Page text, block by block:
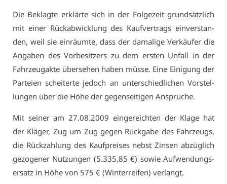
Die Be­klag­te er­klär­te sich in der Fol­ge­zeit grund­sätz­lich
mit ei­ner Rück­ab­wick­lung des Kauf­ver­trags ein­ver­stan­
den, weil sie ein­räum­te, dass der da­ma­li­ge Ver­käu­fer die
An­ga­ben des Vor­be­sit­zers zu dem ers­ten Un­fall in der
Fahr­zeug­ak­te über­se­hen ha­ben müs­se. Ei­ne Ei­ni­gung der
Par­tei­en schei­ter­te je­doch an un­ter­schied­li­chen Vor­stel­
lun­gen über die Hö­he der ge­gen­sei­ti­gen An­sprü­che.
Mit sei­ner am 27.08.2009 ein­ge­reich­ten der Kla­ge hat
der Klä­ger, Zug um Zug ge­gen Rück­ga­be des Fahr­zeugs,
die Rück­zah­lung des Kauf­prei­ses nebst Zin­sen ab­züg­lich
ge­zo­ge­ner Nut­zun­gen (5.335,85 €) so­wie Auf­wen­dungs­
er­satz in Hö­he von 575 € (Win­ter­rei­fen) ver­langt.